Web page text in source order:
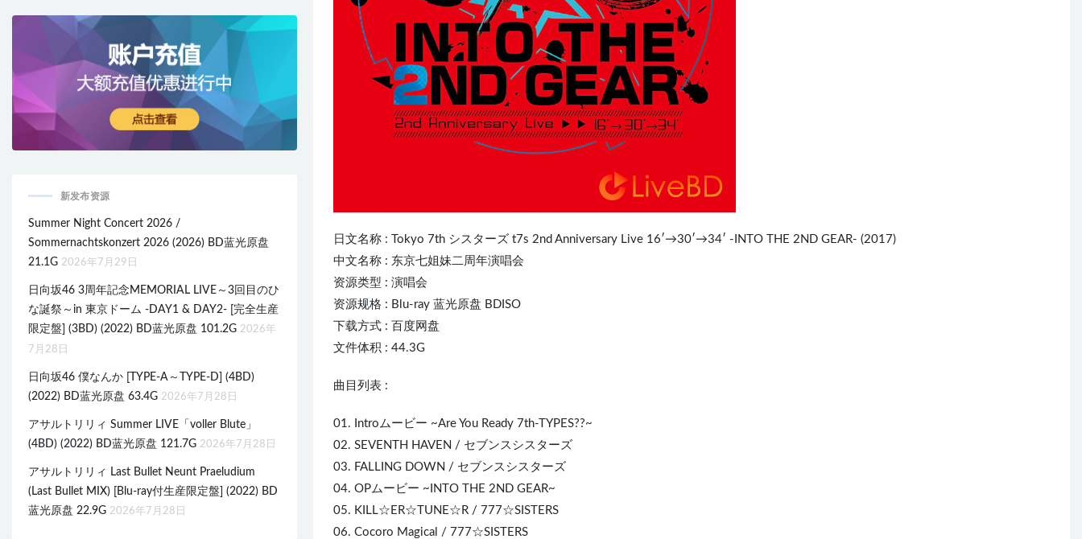
日文名称 : Tokyo 7th シスターズ t7s 2nd Anniversary Live 16′→30′→34′ -INTO THE 2ND GEAR- (2017)
中文名称 : 东京七姐妹二周年演唱会
资源类型 : 演唱会
资源规格 : Blu-ray 蓝光原盘 BDISO
下载方式 : 百度网盘
文件体积 : 44.3G
曲目列表 :
01. Introムービー ~Are You Ready 7th-TYPES??~
02. SEVENTH HAVEN / セブンスシスターズ
03. FALLING DOWN / セブンスシスターズ
04. OPムービー ~INTO THE 2ND GEAR~
05. KILL☆ER☆TUNE☆R / 777☆SISTERS
06. Cocoro Magical / 777☆SISTERS
新发布资源
Summer Night Concert 2026 /
Sommernachtskonzert 2026 (2026) BD蓝光原盘
21.1G 2026年7月29日
日向坂46 3周年記念MEMORIAL LIVE～3回目のひ
な誕祭～in 東京ドーム -DAY1 & DAY2- [完全生産
限定盤] (3BD) (2022) BD蓝光原盘 101.2G 2026年
7月28日
日向坂46 僕なんか [TYPE-A～TYPE-D] (4BD)
(2022) BD蓝光原盘 63.4G 2026年7月28日
アサルトリリィ Summer LIVE「voller Blute」
(4BD) (2022) BD蓝光原盘 121.7G 2026年7月28日
アサルトリリィ Last Bullet Neunt Praeludium
(Last Bullet MIX) [Blu-ray付生産限定盤] (2022) BD
蓝光原盘 22.9G 2026年7月28日